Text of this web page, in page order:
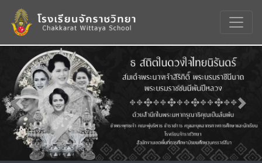
Previous Next